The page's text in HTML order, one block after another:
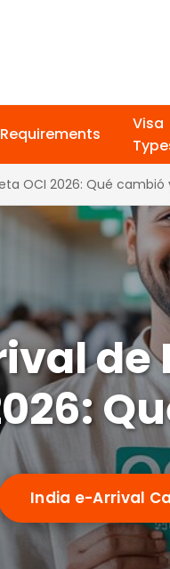
Requirements
Visa
OCI 2026: Qué
India e-Arrival